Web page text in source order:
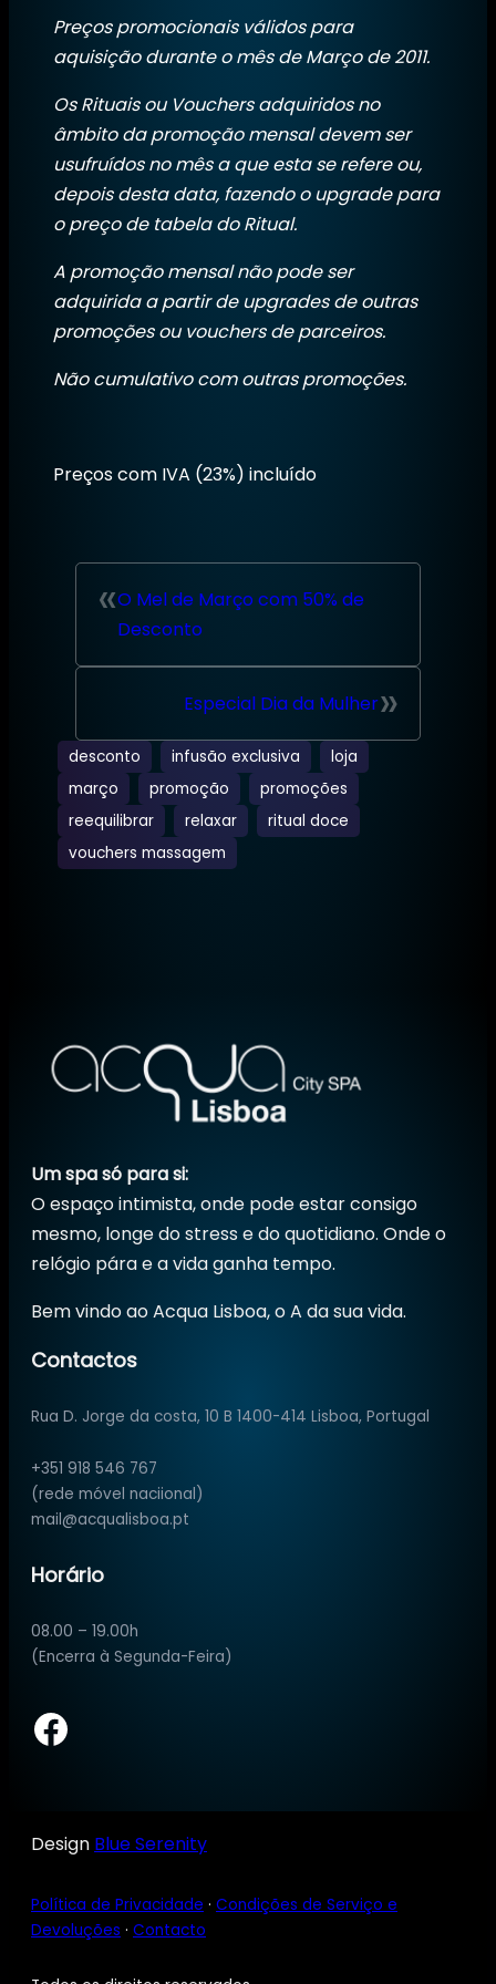
Preços promocionais válidos para
aquisição durante o mês de Março de 2011.
Os Rituais ou Vouchers adquiridos no
âmbito da promoção mensal devem ser
usufruídos no mês a que esta se refere ou,
depois desta data, fazendo o upgrade para
o preço de tabela do Ritual.
A promoção mensal não pode ser
adquirida a partir de upgrades de outras
promoções ou vouchers de parceiros.
Não cumulativo com outras promoções.
Preços com IVA (23%) incluído
«O Mel de Março com 50% de
Desconto
»
Especial Dia da Mulher
desconto infusão exclusiva
loja
março
promoção
promoções
reequilibrar
relaxar
ritual doce
vouchers massagem
Um spa só para si:
O espaço intimista, onde pode estar consigo
mesmo, longe do stress e do quotidiano. Onde o
relógio pára e a vida ganha tempo.
Bem vindo ao Acqua Lisboa, o A da sua vida.
Contactos
Rua D. Jorge da costa, 10 B 1400-414 Lisboa, Portugal
+351 918 546 767
(rede móvel naciional)
mail@acqualisboa.pt
Horário
08.00 – 19.00h
(Encerra à Segunda-Feira)
Facebook
Design Blue Serenity
Política de Privacidade · Condições de Serviço e
Devoluções · Contacto